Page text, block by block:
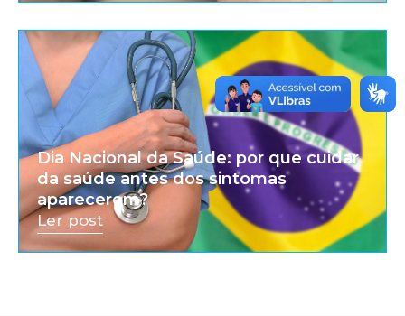
Dia Nacional da Saúde: por que cuidar
da saúde antes dos sintomas
aparecerem?
Ler post